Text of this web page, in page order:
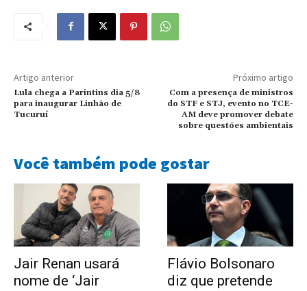
Artigo anterior
Lula chega a Parintins dia 5/8
para inaugurar Linhão de
Tucuruí
Próximo artigo
Com a presença de ministros
do STF e STJ, evento no TCE-
AM deve promover debate
sobre questões ambientais
Você também pode gostar
Jair Renan usará
nome de ‘Jair
Flávio Bolsonaro
diz que pretende